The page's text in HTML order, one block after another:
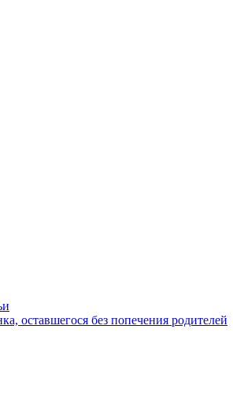
оставшегося без попечения родителей